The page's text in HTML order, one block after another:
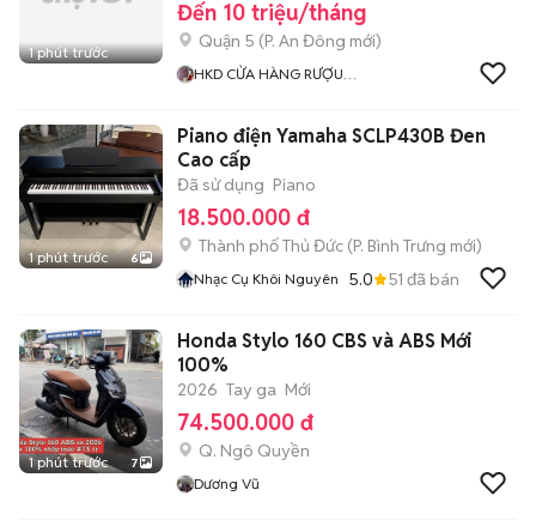
1 phút trước
Đến 10 triệu/tháng
Quận 5 (P. An Đông mới)
HKD CỬA HÀNG RƯỢU
1 phút trước 6
Piano điện Yamaha SCLP430B Đen
Cao cấp
Đã sử dụng Piano
18.500.000 đ
Thành phố Thủ Đức (P. Bình Trưng mới)
Nhạc Cụ Khôi Nguyên 5.0 51 đã bán
1 phút trước 7
Honda Stylo 160 CBS và ABS Mới
100%
2026 Tay ga Mới
74.500.000 đ
Q. Ngô Quyền
Dương Vũ